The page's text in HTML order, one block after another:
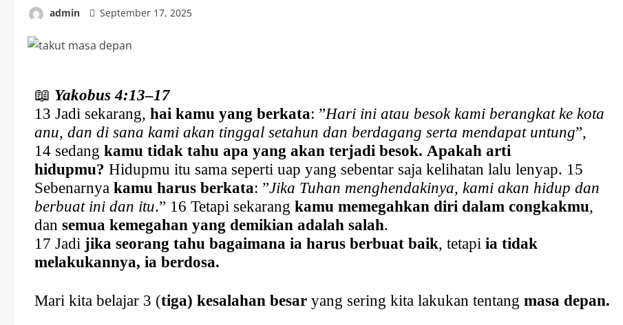
admin September 17, 2025
📖 Yakobus 4:13–17
13 Jadi sekarang, hai kamu yang berkata: ”Hari ini atau besok kami berangkat ke kota
anu, dan di sana kami akan tinggal setahun dan berdagang serta mendapat untung”,
14 sedang kamu tidak tahu apa yang akan terjadi besok. Apakah arti
hidupmu? Hidupmu itu sama seperti uap yang sebentar saja kelihatan lalu lenyap. 15
Sebenarnya kamu harus berkata: ”Jika Tuhan menghendakinya, kami akan hidup dan
berbuat ini dan itu.” 16 Tetapi sekarang kamu memegahkan diri dalam congkakmu,
dan semua kemegahan yang demikian adalah salah.
17 Jadi jika seorang tahu bagaimana ia harus berbuat baik, tetapi ia tidak
melakukannya, ia berdosa.
Mari kita belajar 3 (tiga) kesalahan besar yang sering kita lakukan tentang masa depan.